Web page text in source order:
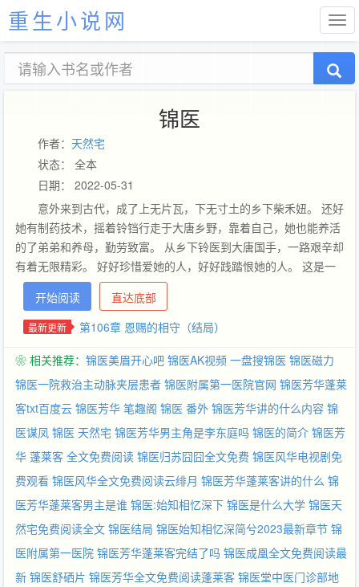
重生小说网
锦医
作者： 天然宅
状态： 全本
日期： 2022-05-31
意外来到古代，成了上无片瓦，下无寸土的乡下柴禾妞。 还好
她有制药技术，摇着铃铛行走于大唐乡野，靠着自己，她也能养活
的了弟弟和养母，勤劳致富。 从乡下铃医到大唐国手，一路艰辛却
有着无限精彩。 好好珍惜爱她的人，好好践踏恨她的人。 这是一
个草根女孩的奋斗史。 －－－－－－－－－ 新书《再嫁》，求筒
子们继续支持！
开始阅读 直达底部
最新更新 第106章 恩赐的相守（结局）
❀ 相关推荐： 锦医美眉开心吧 锦医AK视频 一盘搜锦医 锦医磁力
锦医一院救治主动脉夹层患者 锦医附属第一医院官网 锦医芳华蓬莱
客txt百度云 锦医芳华 笔趣阁 锦医 番外 锦医芳华讲的什么内容 锦
医谋凤 锦医 天然宅 锦医芳华男主角是李东庭吗 锦医的简介 锦医芳
华 蓬莱客 全文免费阅读 锦医归苏囧囧全文免费 锦医风华电视剧免
费观看 锦医风华全文免费阅读云绯月 锦医芳华蓬莱客讲的什么 锦
医芳华蓬莱客男主是谁 锦医:始知相忆深下 锦医是什么大学 锦医天
然宅免费阅读全文 锦医结局 锦医始知相忆深简兮2023最新章节 锦
医附属第一医院 锦医芳华蓬莱客完结了吗 锦医成凰全文免费阅读最
新 锦医舒硒片 锦医芳华全文免费阅读蓬莱客 锦医堂中医门诊部地